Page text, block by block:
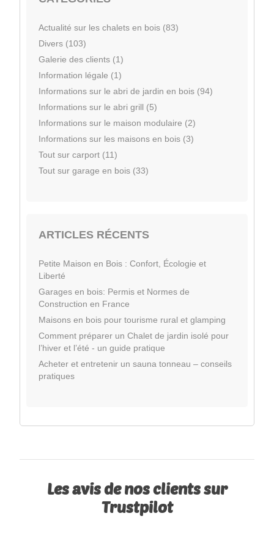
Actualité sur les chalets en bois (83)
Divers (103)
Galerie des clients (1)
Information légale (1)
Informations sur le abri de jardin en bois (94)
Informations sur le abri grill (5)
Informations sur le maison modulaire (2)
Informations sur les maisons en bois (3)
Tout sur carport (11)
Tout sur garage en bois (33)
ARTICLES RÉCENTS
Petite Maison en Bois : Confort, Écologie et
Liberté
Garages en bois: Permis et Normes de
Construction en France
Maisons en bois pour tourisme rural et glamping
Comment préparer un Chalet de jardin isolé pour
l’hiver et l’été - un guide pratique
Acheter et entretenir un sauna tonneau – conseils
pratiques
Les avis de nos clients sur
Trustpilot